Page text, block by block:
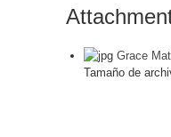
Grace
Tamaño de